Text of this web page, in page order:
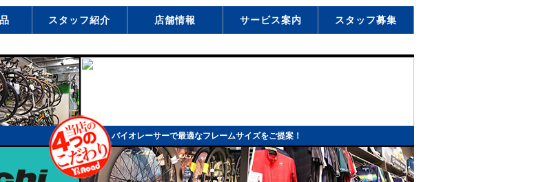
スタッフ紹介 店舗情報 サービス案内 スタッフ募集
バイオレーサーで最適なフレームサイズをご提案！